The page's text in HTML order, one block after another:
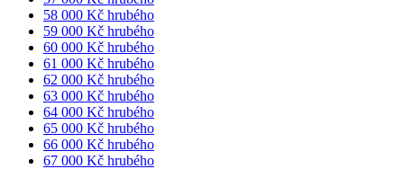
58 000 Kč hrubého
59 000 Kč hrubého
60 000 Kč hrubého
61 000 Kč hrubého
62 000 Kč hrubého
63 000 Kč hrubého
64 000 Kč hrubého
65 000 Kč hrubého
66 000 Kč hrubého
67 000 Kč hrubého